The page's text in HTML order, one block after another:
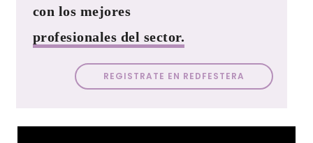
con los mejores
profesionales del sector.
REGISTRATE EN REDFESTERA